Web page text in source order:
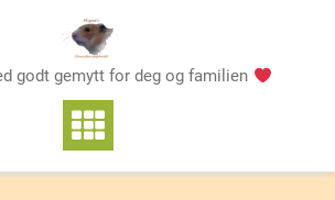
godt gemytt for deg og familien